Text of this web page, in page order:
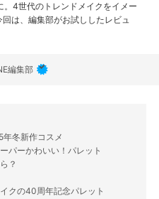
4世代のトレンドメイクをイメー
は、編集部がお試ししたレビュ
編集部
冬新作コスメ
パーかわいい！パレット
？
クの40周年記念パレット